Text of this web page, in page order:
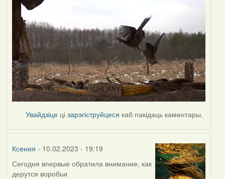
Увайдзіце цізарэгіструйцеся каб пакідаць каментары.
Ксения - 10.02.2023 - 19:19
Сегодня впервые обратила внимание, как
дерутся воробьи